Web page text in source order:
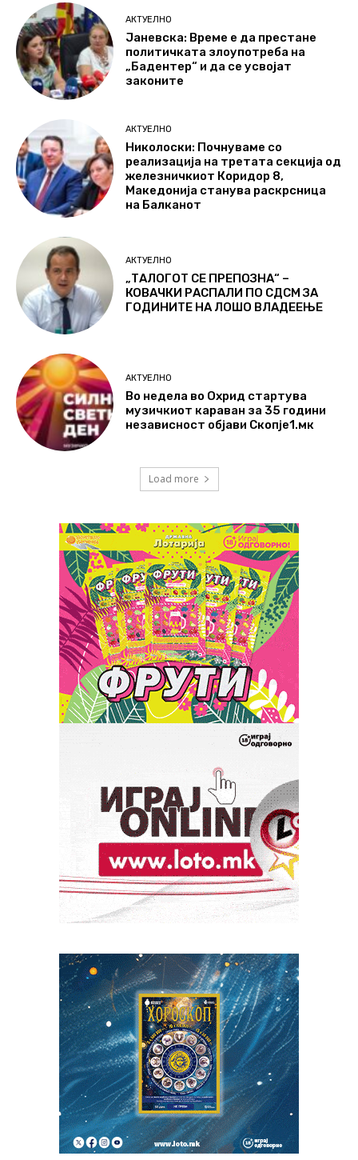
АКТУЕЛНО
Јаневска: Време е да престане
политичката злоупотреба на
„Бадентер“ и да се усвојат
законите
АКТУЕЛНО
Николоски: Почнуваме со
реализација на третата секција од
железничкиот Коридор 8,
Македонија станува раскрсница
на Балканот
АКТУЕЛНО
„ТАЛОГОТ СЕ ПРЕПОЗНА“ –
КОВАЧКИ РАСПАЛИ ПО СДСМ ЗА
ГОДИНИТЕ НА ЛОШО ВЛАДЕЕЊЕ
АКТУЕЛНО
Во недела во Охрид стартува
музичкиот караван за 35 години
независност објави Скопје1.мк
Load more